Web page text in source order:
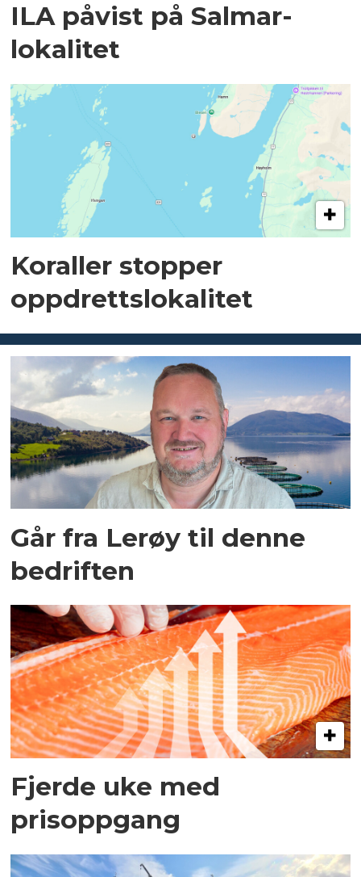
ILA påvist på Salmar-
lokalitet
Koraller stopper
oppdrettslokalitet
Går fra Lerøy til denne
bedriften
Fjerde uke med
prisoppgang